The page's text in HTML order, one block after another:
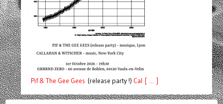
Pif& The Gee Gees (release party !) Cal [ ... ]